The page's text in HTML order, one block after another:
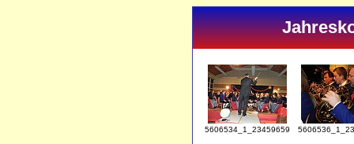
5606534_1_23459659